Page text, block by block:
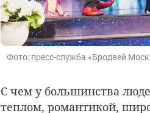
Фото: пресс-служба «Бродвей
С чем у большинства
теплом, романтикой,